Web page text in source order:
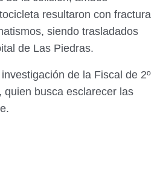
resultaron con fractura
siendo trasladados
de Las Piedras.
de la Fiscal de 2º
quien busca esclarecer las